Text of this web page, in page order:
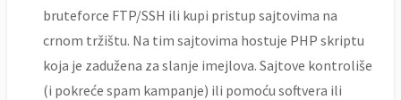
bruteforce FTP/SSH ili kupi pristup sajtovima na
crnom tržištu. Na tim sajtovima hostuje PHP skriptu
koja je zadužena za slanje imejlova. Sajtove kontroliše
(i pokreće spam kampanje) ili pomoću softvera ili